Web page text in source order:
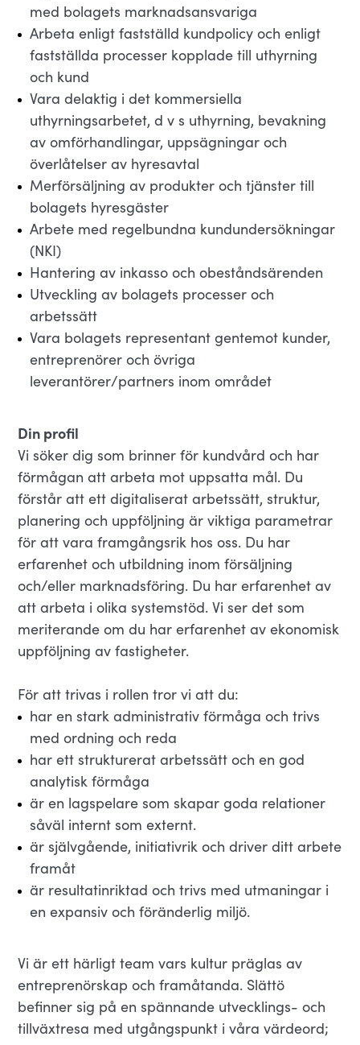
med bolagets marknadsansvariga
Arbeta enligt fastställd kundpolicy och enligt
fastställda processer kopplade till uthyrning
och kund
Vara delaktig i det kommersiella
uthyrningsarbetet, d v s uthyrning, bevakning
av omförhandlingar, uppsägningar och
överlåtelser av hyresavtal
Merförsäljning av produkter och tjänster till
bolagets hyresgäster
Arbete med regelbundna kundundersökningar
(NKI)
Hantering av inkasso och obeståndsärenden
Utveckling av bolagets processer och
arbetssätt
Vara bolagets representant gentemot kunder,
entreprenörer och övriga
leverantörer/partners inom området
Din profil
Vi söker dig som brinner för kundvård och har
förmågan att arbeta mot uppsatta mål. Du
förstår att ett digitaliserat arbetssätt, struktur,
planering och uppföljning är viktiga parametrar
för att vara framgångsrik hos oss. Du har
erfarenhet och utbildning inom försäljning
och/eller marknadsföring. Du har erfarenhet av
att arbeta i olika systemstöd. Vi ser det som
meriterande om du har erfarenhet av ekonomisk
uppföljning av fastigheter.
För att trivas i rollen tror vi att du:
har en stark administrativ förmåga och trivs
med ordning och reda
har ett strukturerat arbetssätt och en god
analytisk förmåga
är en lagspelare som skapar goda relationer
såväl internt som externt.
är självgående, initiativrik och driver ditt arbete
framåt
är resultatinriktad och trivs med utmaningar i
en expansiv och föränderlig miljö.
Vi är ett härligt team vars kultur präglas av
entreprenörskap och framåtanda. Slättö
befinner sig på en spännande utvecklings- och
tillväxtresa med utgångspunkt i våra värdeord;